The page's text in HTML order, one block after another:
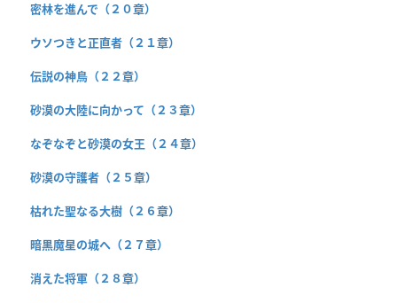
密林を進んで（２０章）
ウソつきと正直者（２１章）
伝説の神鳥（２２章）
砂漠の大陸に向かって（２３章）
なぞなぞと砂漠の女王（２４章）
砂漠の守護者（２５章）
枯れた聖なる大樹（２６章）
暗黒魔星の城へ（２７章）
消えた将軍（２８章）